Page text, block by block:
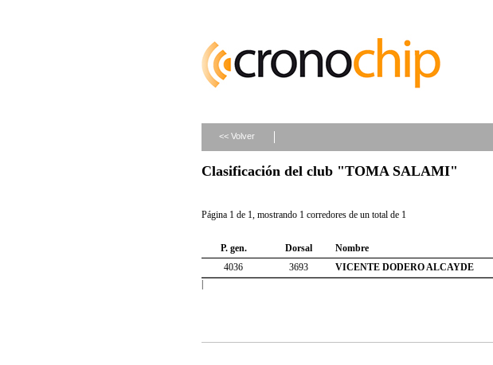
<< Volver
Clasificación del club "TOMA SALAMI"
Página 1 de 1, mostrando 1 corredores de un total de 1
P. gen. Dorsal Nombre
4036
3693 VICENTE DODERO ALCAYDE
|